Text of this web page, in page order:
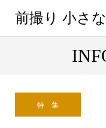
前撮り 小さ
特 集